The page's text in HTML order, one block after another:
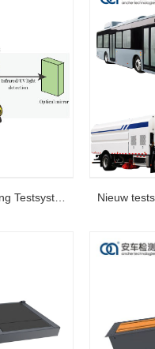
Voertuig Remote Sensing Testsysteem